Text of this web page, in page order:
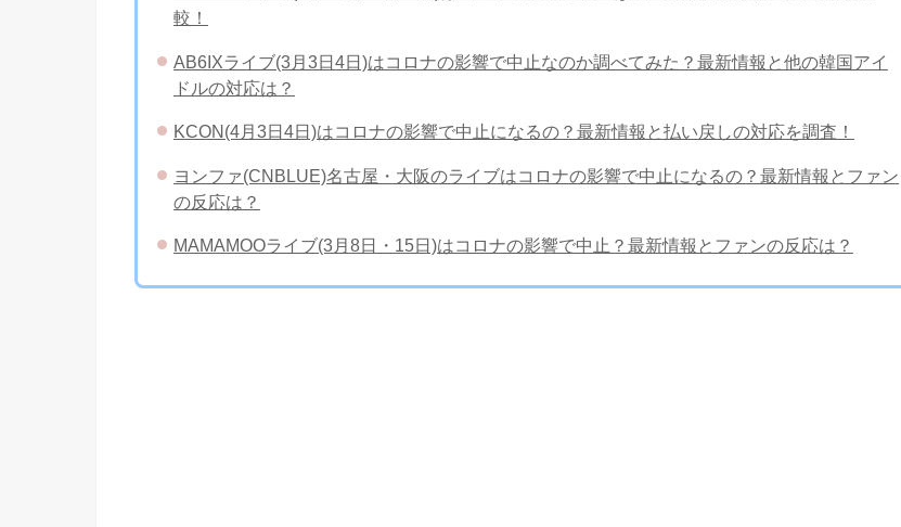
較！
AB6IXライブ(3月3日4日)はコロナの影響で中止なのか調べてみた？最新情報と他の韓国アイ
ドルの対応は？
KCON(4月3日4日)はコロナの影響で中止になるの？最新情報と払い戻しの対応を調査！
ヨンファ(CNBLUE)名古屋・大阪のライブはコロナの影響で中止になるの？最新情報とファン
の反応は？
MAMAMOOライブ(3月8日・15日)はコロナの影響で中止？最新情報とファンの反応は？